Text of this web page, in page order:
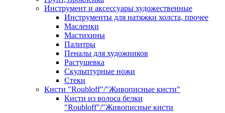
Инструмент и аксессуары художественные
Инструменты для натяжки холста, прочее
Масленки
Мастихины
Палитры
Пеналы для художников
Растушевка
Скульптурные ножи
Стеки
Кисти "Roubloff"/"Живописные кисти"
Кисти из волоса белки
"Roubloff"/"Живописные кисти